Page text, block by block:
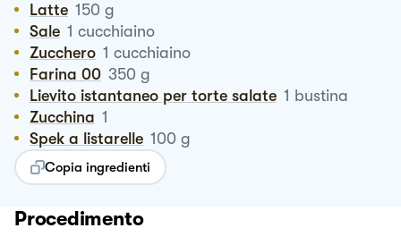
Latte 150 g
Sale 1 cucchiaino
Zucchero 1 cucchiaino
Farina 00 350 g
Lievito istantaneo per torte salate 1 bustina
zucchina 1
Spek a listarelle 100 g
Copia ingredienti
Procedimento